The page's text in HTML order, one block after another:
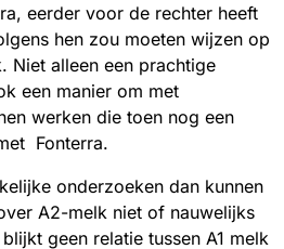
eerder voor de rechter heeft
hen zou moeten wijzen op
Niet alleen een prachtige
een manier om met
werken die toen nog een
Fonterra.
onderzoeken dan kunnen
A2-melk niet of nauwelijks
geen relatie tussen A1 melk